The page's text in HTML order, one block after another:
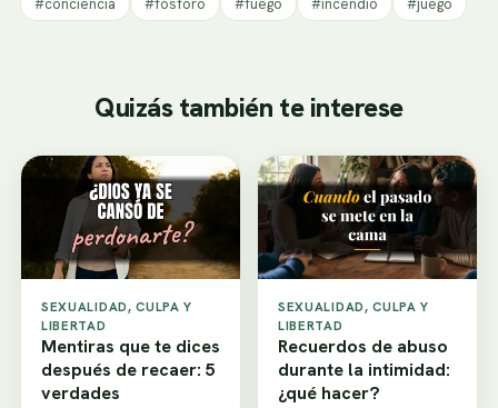
Quizás también te interese
SEXUALIDAD, CULPA Y
LIBERTAD
Mentiras que te dices
después de recaer: 5
verdades
SEXUALIDAD, CULPA Y
LIBERTAD
Recuerdos de abuso
durante la intimidad:
¿qué hacer?